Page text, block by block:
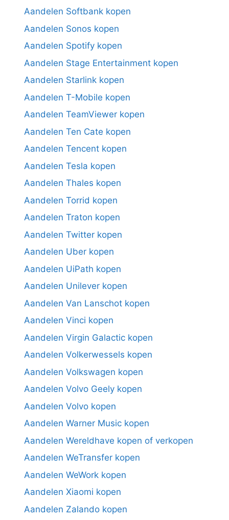
Aandelen Softbank kopen
Aandelen Sonos kopen
Aandelen Spotify kopen
Aandelen Stage Entertainment kopen
Aandelen Starlink kopen
Aandelen T-Mobile kopen
Aandelen TeamViewer kopen
Aandelen Ten Cate kopen
Aandelen Tencent kopen
Aandelen Tesla kopen
Aandelen Thales kopen
Aandelen Torrid kopen
Aandelen Traton kopen
Aandelen Twitter kopen
Aandelen Uber kopen
Aandelen UiPath kopen
Aandelen Unilever kopen
Aandelen Van Lanschot kopen
Aandelen Vinci kopen
Aandelen Virgin Galactic kopen
Aandelen Volkerwessels kopen
Aandelen Volkswagen kopen
Aandelen Volvo Geely kopen
Aandelen Volvo kopen
Aandelen Warner Music kopen
Aandelen Wereldhave kopen of verkopen
Aandelen WeTransfer kopen
Aandelen WeWork kopen
Aandelen Xiaomi kopen
Aandelen Zalando kopen